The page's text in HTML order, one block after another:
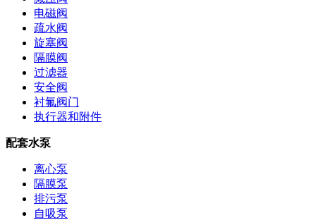
电磁阀
疏水阀
旋塞阀
隔膜阀
过滤器
安全阀
衬氟阀门
执行器和附件
配套水泵
离心泵
隔膜泵
排污泵
自吸泵